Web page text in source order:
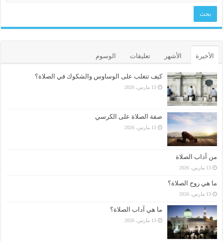
الأخيرة الأشهر تعليقات الوسوم
كيف تتغلب على الوساوس والشكوك في الصلاة؟
13 مارس، 2026
صفة الصلاة على الكرسي
13 مارس، 2026
من آداب الصلاة
13 مارس، 2026
ما هي روح الصلاة؟
13 مارس، 2026
ما هي آداب الصلاة؟
13 مارس، 2026